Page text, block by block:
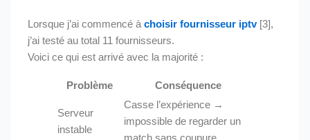
Lorsque j’ai commencé àchoisir fournisseur iptv[3],
j’ai testé au total 11 fournisseurs.
Voici ce qui est arrivé avec la majorité :
Problème Conséquence
Serveur
instable
Casse l’expérience →
impossible de regarder un